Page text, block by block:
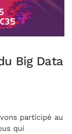
Big Data
participé au
qui